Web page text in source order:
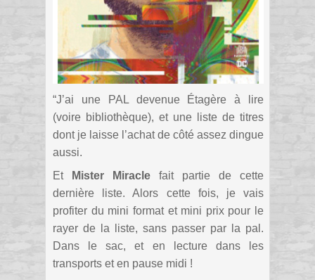
“J’ai une PAL devenue Étagère à lire
(voire bibliothèque), et une liste de titres
dont je laisse l’achat de côté assez dingue
aussi.
Et
Mister Miracle fait partie de cette
dernière liste. Alors cette fois, je vais
profiter du mini format et mini prix pour le
rayer de la liste, sans passer par la pal.
Dans le sac, et en lecture dans les
transports et en pause midi !